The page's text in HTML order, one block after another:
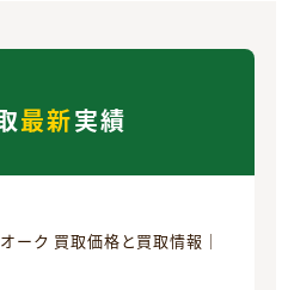
最新実績
ーク 買取価格と買取情報｜